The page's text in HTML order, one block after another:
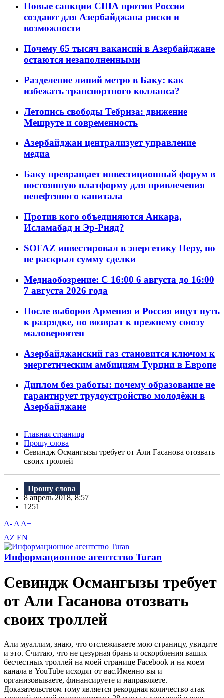
Новые санкции США против России
создают для Азербайджана риски и
возможности
Почему 65 тысяч вакансий в Азербайджане
остаются незаполненными
Разделение линий метро в Баку: как
избежать транспортного коллапса?
Летопись свободы Тебриза: движение
Мешруте и современность
Азербайджан централизует управление
медиа
Баку превращает инвестиционный форум в
постоянную платформу для привлечения
ненефтяного капитала
Против кого объединяются Анкара,
Исламабад и Эр-Рияд?
SOFAZ инвестировал в энергетику Перу, но
не раскрыл сумму сделки
Медиаобозрение: С 16:00 6 августа до 16:00
7 августа 2026 года
После выборов Армения и Россия ищут путь
к разрядке, но возврат к прежнему союзу
маловероятен
Азербайджанский газ становится ключом к
энергетическим амбициям Турции в Европе
Диплом без работы: почему образование не
гарантирует трудоустройство молодёжи в
Азербайджане
Главная страница
Прошу слова
Севиндж Османгызы требует от Али Гасанова отозвать
своих троллей
Прошу слова
8 апрель 2018, 8:57
1251
A- A A+
AZ EN
Информационное агентство Turan
Севиндж Османгызы требует
от Али Гасанова отозвать
своих троллей
Али муаллим, знаю, что отслеживаете мою страницу, увидите
и это. Считаю, что не цезурная брань и оскорбления ваших
бесчестных троллей на моей странице Facebook и на моем
канала в YouTube исходят от вас.Именно вы и
организовываете, финансируете и направляете.
Доказательством тому является рекордная количество атак